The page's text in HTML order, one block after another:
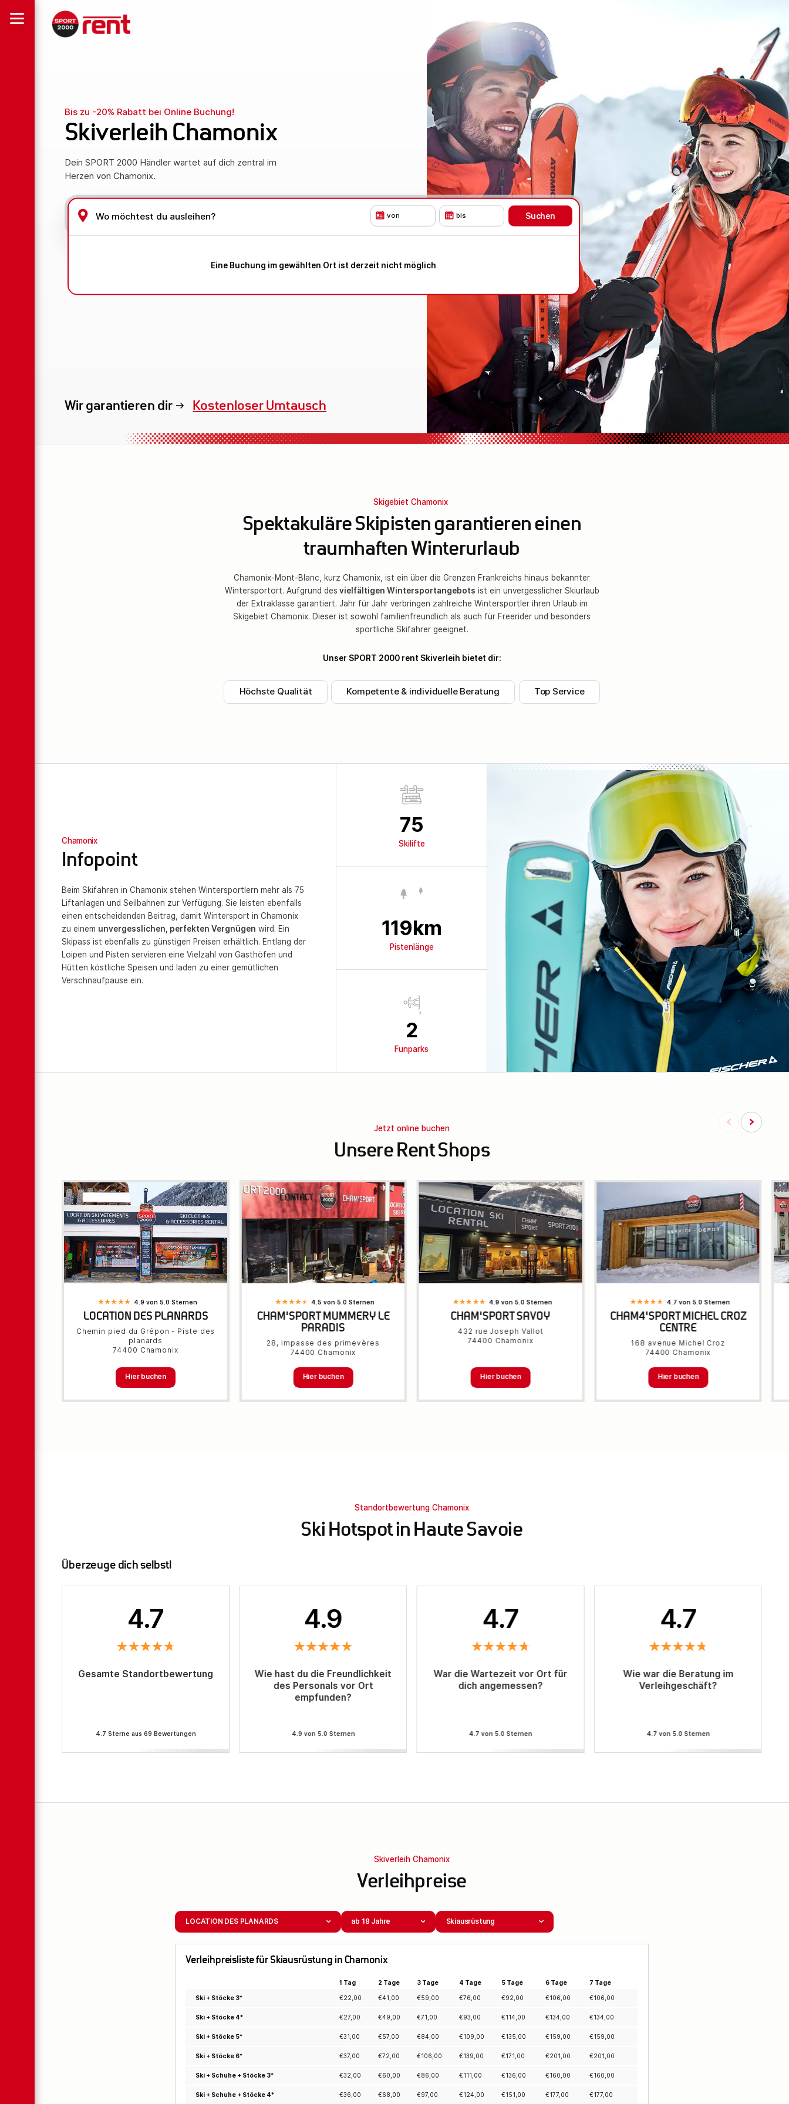
Bis zu -20% Rabatt bei Online Buchung!
Skiverleih Chamonix
Dein SPORT 2000 Händler wartet auf dich zentral im
Herzen von Chamonix.
von bis
Eine Buchung im gewählten Ort ist derzeit nicht möglich
Wir garantieren dir Exklusives Verleihequipment
Skigebiet Chamonix
Spektakuläre Skipisten garantieren einen
traumhaften Winterurlaub
Chamonix-Mont-Blanc, kurz Chamonix, ist ein über die Grenzen Frankreichs hinaus bekannter
Wintersportort. Aufgrund des vielfältigen Wintersportangebots ist ein unvergesslicher Skiurlaub
der Extraklasse garantiert. Jahr für Jahr verbringen zahlreiche Wintersportler ihren Urlaub im
Skigebiet Chamonix. Dieser ist sowohl familienfreundlich als auch für Freerider und besonders
sportliche Skifahrer geeignet.
Unser SPORT 2000 rent Skiverleih bietet dir:
Höchste Qualität Kompetente & individuelle Beratung Top Service
Chamonix
Infopoint
Beim Skifahren in Chamonix stehen Wintersportlern mehr als 75
Liftanlagen und Seilbahnen zur Verfügung. Sie leisten ebenfalls
einen entscheidenden Beitrag, damit Wintersport in Chamonix
zu einem unvergesslichen, perfekten Vergnügen wird. Ein
Skipass ist ebenfalls zu günstigen Preisen erhältlich. Entlang der
Loipen und Pisten servieren eine Vielzahl von Gasthöfen und
Hütten köstliche Speisen und laden zu einer gemütlichen
Verschnaufpause ein.
75
Skilifte
119km
Pistenlänge
2
Funparks
Jetzt online buchen
Unsere Rent Shops
4.9 von 5.0 Sternen
LOCATION DES PLANARDS
Chemin pied du Grépon - Piste des
planards
74400 Chamonix
Hier buchen
4.5 von 5.0 Sternen
CHAM'SPORT MUMMERY LE
PARADIS
28, impasse des primevères
74400 Chamonix
Hier buchen
4.9 von 5.0 Sternen
CHAM'SPORT SAVOY
432 rue Joseph Vallot
74400 Chamonix
Hier buchen
4.7 von 5.0 Sternen
CHAM4'SPORT MICHEL CROZ
CENTRE
168 avenue Michel Croz
74400 Chamonix
Hier buchen
Standortbewertung Chamonix
Ski Hotspot in Haute Savoie
Überzeuge dich selbst!
4.7
Gesamte Standortbewertung
4.7 Sterne aus 69 Bewertungen
4.9
Wie hast du die Freundlichkeit
des Personals vor Ort
empfunden?
4.9 von 5.0 Sternen
4.7
War die Wartezeit vor Ort für
dich angemessen?
4.7 von 5.0 Sternen
4.7
Wie war die Beratung im
Verleihgeschäft?
4.7 von 5.0 Sternen
Skiverleih Chamonix
Verleihpreise
LOCATION DES PLANARDS ab 18 Jahre Skiausrüstung
Verleihpreisliste für Skiausrüstung in Chamonix
1 Tag 2 Tage 3 Tage 4 Tage 5 Tage 6 Tage 7 Tage
Ski + Stöcke 3* €22,00 €41,00 €59,00 €76,00 €92,00 €106,00 €106,00
Ski + Stöcke 4* €27,00 €49,00 €71,00 €93,00 €114,00 €134,00 €134,00
Ski + Stöcke 5* €31,00 €57,00 €84,00 €109,00 €135,00 €159,00 €159,00
Ski + Stöcke 6* €37,00 €72,00 €106,00 €139,00 €171,00 €201,00 €201,00
Ski + Schuhe + Stöcke 3* €32,00 €60,00 €86,00 €111,00 €136,00 €160,00 €160,00
Ski + Schuhe + Stöcke 4* €36,00 €68,00 €97,00 €124,00 €151,00 €177,00 €177,00